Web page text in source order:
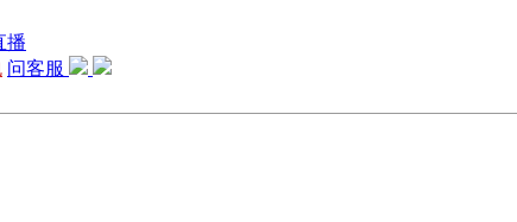
问客服